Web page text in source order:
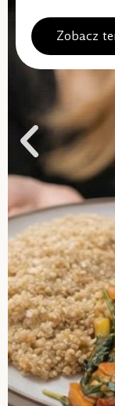
Zobacz